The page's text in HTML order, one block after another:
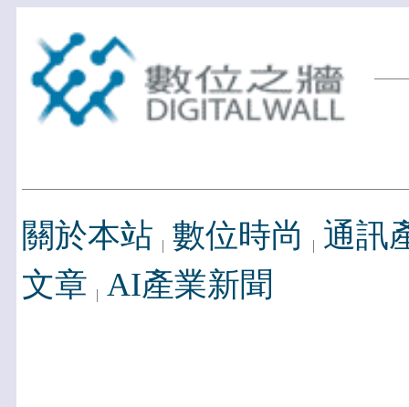
關於本站 數位時尚
通訊
文章 AI產業新聞